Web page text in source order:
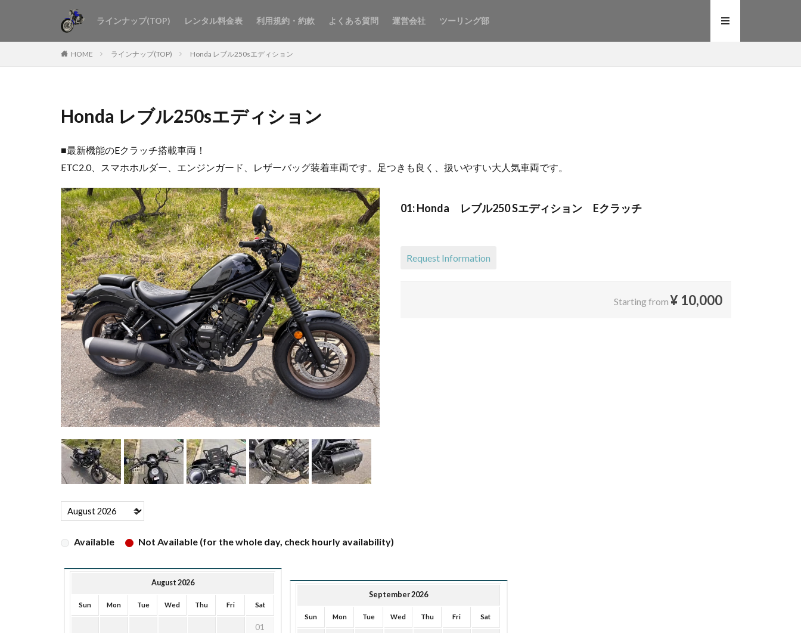
ラインナップ(TOP) レンタル料金表 利用規約・約款 よくある質問 運営会社 ツーリング部
HOME ラインナップ(TOP) Honda レブル250sエディション
Honda レブル250sエディション
■最新機能のEクラッチ搭載車両！
ETC2.0、スマホホルダー、エンジンガード、レザーバッグ装着車両です。足つきも良く、扱いやすい大人気車両です。
01: Honda レブル250 Sエディション Eクラッチ
Request Information
Starting from ¥ 10,000
Available Not Available (for the whole day, check hourly availability)
August 2026
Sun Mon Tue Wed Thu Fri Sat
01
September 2026
Sun Mon Tue Wed Thu Fri Sat